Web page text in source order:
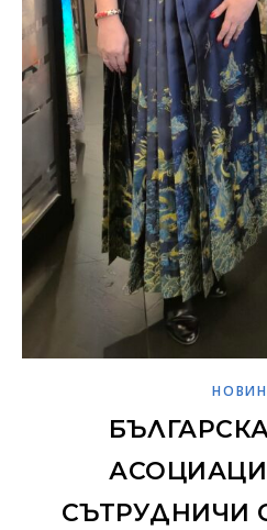
СЪТРУДНИЧИ